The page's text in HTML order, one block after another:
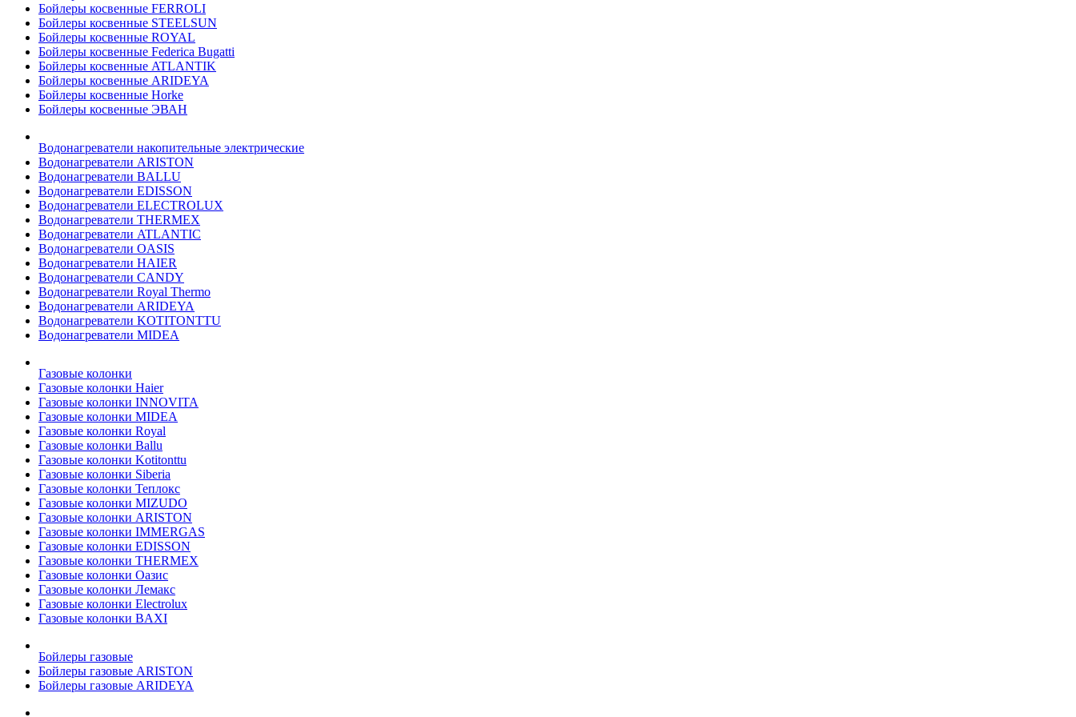
Бойлеры косвенные FERROLI
Бойлеры косвенные STEELSUN
Бойлеры косвенные ROYAL
Бойлеры косвенные Federica Bugatti
Бойлеры косвенные ATLANTIK
Бойлеры косвенные ARIDEYA
Бойлеры косвенные Horke
Бойлеры косвенные ЭВАН
Водонагреватели накопительные электрические
Водонагреватели ARISTON
Водонагреватели BALLU
Водонагреватели EDISSON
Водонагреватели ELECTROLUX
Водонагреватели THERMEX
Водонагреватели ATLANTIC
Водонагреватели OASIS
Водонагреватели HAIER
Водонагреватели CANDY
Водонагреватели Royal Thermo
Водонагреватели ARIDEYA
Водонагреватели KOTITONTTU
Водонагреватели MIDEA
Газовые колонки
Газовые колонки Haier
Газовые колонки INNOVITA
Газовые колонки MIDEA
Газовые колонки Royal
Газовые колонки Ballu
Газовые колонки Kotitonttu
Газовые колонки Siberia
Газовые колонки Теплокс
Газовые колонки MIZUDO
Газовые колонки ARISTON
Газовые колонки IMMERGAS
Газовые колонки EDISSON
Газовые колонки THERMEX
Газовые колонки Оазис
Газовые колонки Лемакс
Газовые колонки Electrolux
Газовые колонки BAXI
Бойлеры газовые
Бойлеры газовые ARISTON
Бойлеры газовые ARIDEYA